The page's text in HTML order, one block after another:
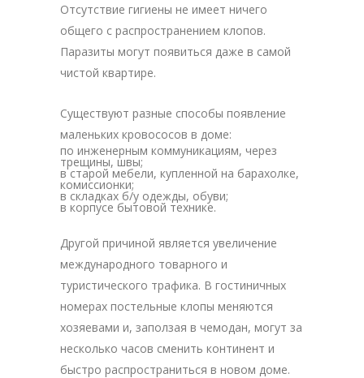
Отсутствие гигиены не имеет ничего
общего с распространением клопов.
Паразиты могут появиться даже в самой
чистой квартире.
Существуют разные способы появление
маленьких кровососов в доме:
по инженерным коммуникациям, через
трещины, швы;
в старой мебели, купленной на барахолке,
комиссионки;
в складках б/у одежды, обуви;
в корпусе бытовой технике.
Другой причиной является увеличение
международного товарного и
туристического трафика. В гостиничных
номерах постельные клопы меняются
хозяевами и, заползая в чемодан, могут за
несколько часов сменить континент и
быстро распространиться в новом доме.